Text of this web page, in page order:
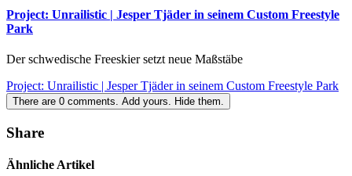
Project: Unrailistic | Jesper Tjäder in seinem Custom Freestyle
Park
Der schwedische Freeskier setzt neue Maßstäbe
Project: Unrailistic | Jesper Tjäder in seinem Custom Freestyle Park
There are 0 comments. Add yours. Hide them.
Share
Ähnliche Artikel